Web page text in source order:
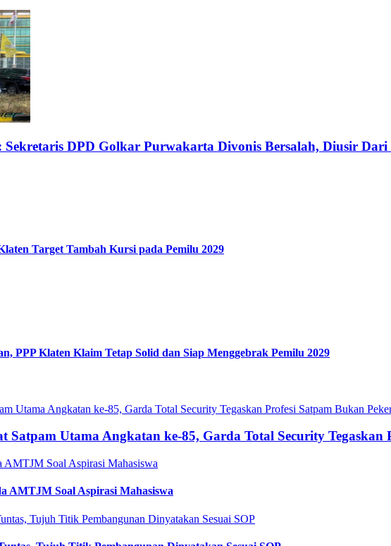
DPD Golkar Purwakarta Divonis Bersalah, Diusir
Target Tambah Kursi pada Pemilu 2029
PPP Klaten Klaim Tetap Solid dan Siap Menggebrak Pemilu 2029
Utama Angkatan ke-85, Garda Total Security Tegaskan
AMTJM Soal Aspirasi Mahasiswa